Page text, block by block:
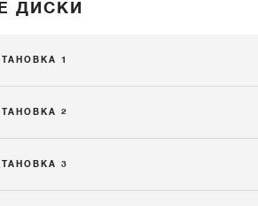
ДИСКИ
1
2
3